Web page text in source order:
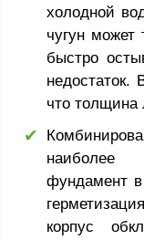
холодной
чугун может
быстро
недостаток.
что толщина
наиболее
фундамент в
корпус